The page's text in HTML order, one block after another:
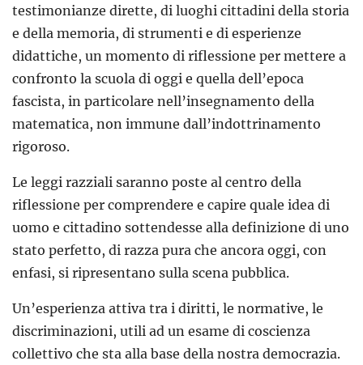
testimonianze dirette, di luoghi cittadini della storia
e della memoria, di strumenti e di esperienze
didattiche, un momento di riflessione per mettere a
confronto la scuola di oggi e quella dell’epoca
fascista, in particolare nell’insegnamento della
matematica, non immune dall’indottrinamento
rigoroso.
Le leggi razziali saranno poste al centro della
riflessione per comprendere e capire quale idea di
uomo e cittadino sottendesse alla definizione di uno
stato perfetto, di razza pura che ancora oggi, con
enfasi, si ripresentano sulla scena pubblica.
Un’esperienza attiva tra i diritti, le normative, le
discriminazioni, utili ad un esame di coscienza
collettivo che sta alla base della nostra democrazia.